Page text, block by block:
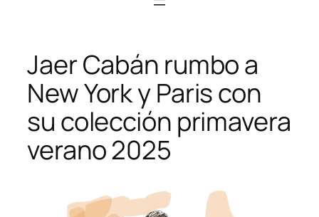
Jaer Cabán rumbo a
New York y Paris con
su colección primavera
verano 2025